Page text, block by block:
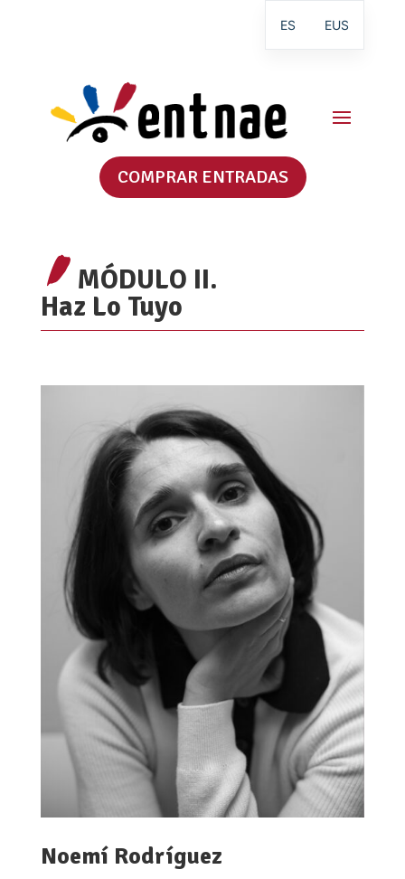
COMPRAR ENTRADAS
MÓDULO II.
Haz Lo Tuyo
Noemí Rodríguez
ES EUS